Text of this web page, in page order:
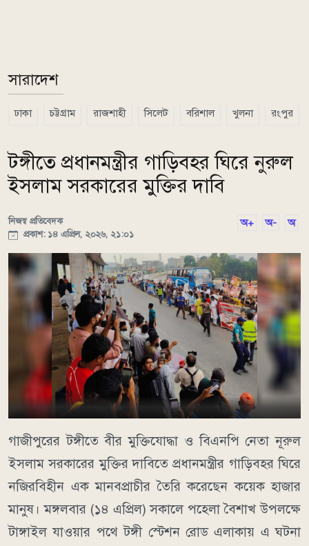
সারাদেশ
ঢাকা চট্টগ্রাম রাজশাহী সিলেট বরিশাল খুলনা রংপুর
টঙ্গীতে প্রধানমন্ত্রীর গাড়িবহর ঘিরে নুরুল
ইসলাম সরকারের মুক্তির দাবি
নিজস্ব প্রতিবেদক
প্রকাশ: ১৪ এপ্রিল, ২০২৬, ২১:০১
অ+ অ- অ
গাজীপুরের টঙ্গীতে বীর মুক্তিযোদ্ধা ও বিএনপি নেতা নূরুল
ইসলাম সরকারের মুক্তির দাবিতে প্রধানমন্ত্রীর গাড়িবহর ঘিরে
নজিরবিহীন এক মানবপ্রাচীর তৈরি করেছেন কয়েক হাজার
মানুষ। মঙ্গলবার (১৪ এপ্রিল) সকালে পহেলা বৈশাখ উপলক্ষে
টাঙ্গাইল যাওয়ার পথে টঙ্গী স্টেশন রোড এলাকায় এ ঘটনা